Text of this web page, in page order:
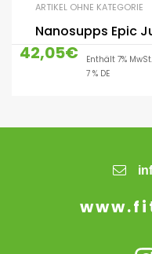
ARTIKEL OHNE KATEGORIE
Nanosupps Epic
42,05€
Enthält 7% MwSt.
7 % DE